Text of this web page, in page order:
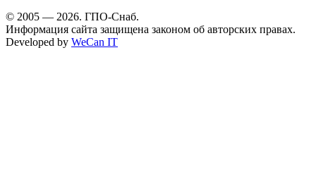
© 2005 — 2026. ГПО-Снаб.
Информация сайта защищена законом об авторских правах.
Developed by WeCan IT